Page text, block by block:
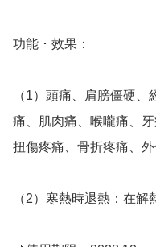
功能 ･ 效果：
（1）頭痛、肩膀僵硬
痛、肌肉痛、喉嚨痛、
扭傷疼痛、骨折疼痛、
（2）寒熱時退熱：在